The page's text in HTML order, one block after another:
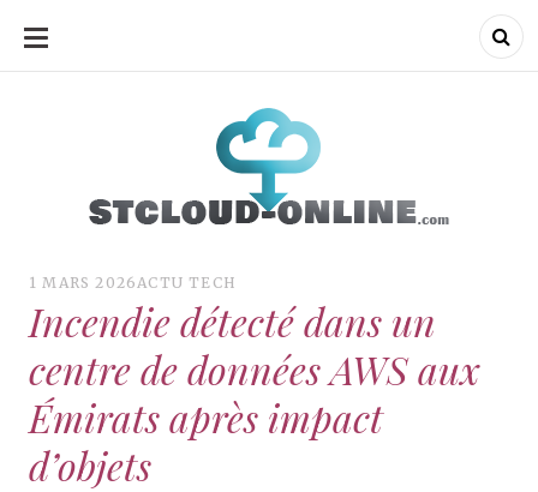
ALLER
CONTENU
1 MARS 2026 ACTU TECH
Incendie détecté dans un
centre de données AWS aux
Émirats après impact
d’objets